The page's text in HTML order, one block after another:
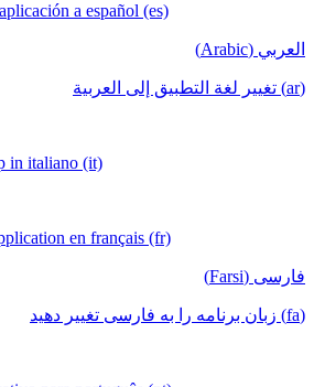
a español (es)
العربي (Arabic)
(ar) تغيير لغة التطبيق إلى العربية
in italiano (it)
en français (fr)
فارسی (Farsi)
(fa) زبان برنامه را به فارسی تغییر دهید